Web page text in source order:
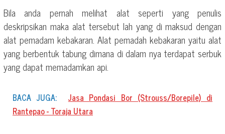
Bila anda pernah melihat alat seperti yang penulis
deskripsikan maka alat tersebut lah yang di maksud dengan
alat pemadam kebakaran. Alat pemadah kebakaran yaitu alat
yang berbentuk tabung dimana di dalam nya terdapat serbuk
yang dapat memadamkan api.
BACA JUGA:
Jasa Pondasi Bor (Strouss/Borepile) di
Rantepao - Toraja Utara